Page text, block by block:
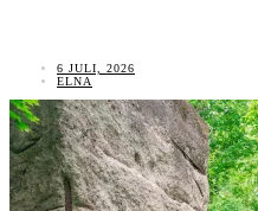
6 JULI, 2026
ELNA